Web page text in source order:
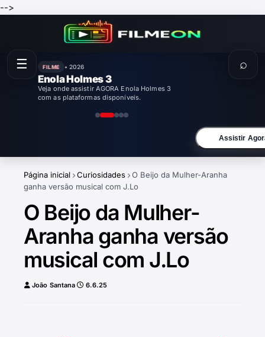
-->
FILME • 2026
Enola Holmes 3
Veja onde assistir AGORA Enola Holmes 3
com as plataformas disponíveis.
Assistir
Página inicial Curiosidades
O Beijo da Mulher-Aranha
ganha versão musical com J.Lo
O Beijo da Mulher-
Aranha ganha versão
musical com J.Lo
João Santana 6.6.25
☰ ⌕